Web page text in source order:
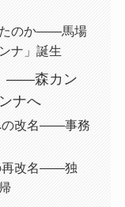
たのか——馬場
ナ」誕生
——森カン
ナへ
の改名——事務
再改名——独